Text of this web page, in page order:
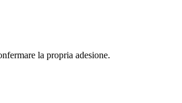
la propria adesione.